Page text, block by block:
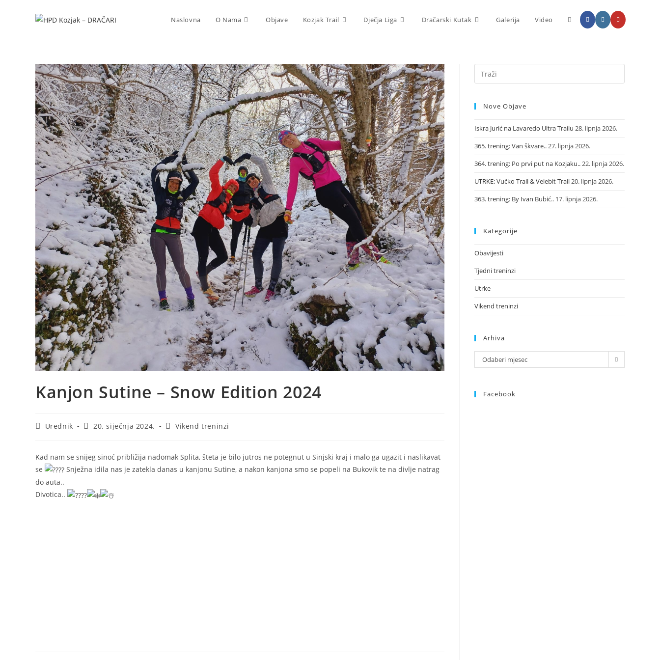
Naslovna O Nama Objave Kozjak Trail Dječja Liga Dračarski Kutak Galerija Video
Kanjon Sutine – Snow Edition 2024
Urednik 20. siječnja 2024. Vikend treninzi
Kad nam se snijeg sinoć približija nadomak Splita, šteta je bilo jutros ne potegnut u Sinjski kraj i malo ga ugazit i naslikavat
se
Snježna idila nas je zatekla danas u kanjonu Sutine, a nakon kanjona smo se popeli na Bukovik te na divlje natrag
do auta..
Divotica..
Nove Objave
Iskra Jurić na Lavaredo Ultra Trailu 28. lipnja 2026.
365. trening: Van škvare..27. lipnja 2026.
364. trening: Po prvi put na Kozjaku..22. lipnja 2026.
UTRKE: Vučko Trail & Velebit Trail20. lipnja 2026.
363. trening: By Ivan Bubić.. 17. lipnja 2026.
Kategorije
Obavijesti
Tjedni treninzi
Utrke
Vikend treninzi
Arhiva
Odaberi mjesec
Facebook